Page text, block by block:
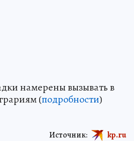
намерены вызывать в
(подробности)
Источник: kp.ru